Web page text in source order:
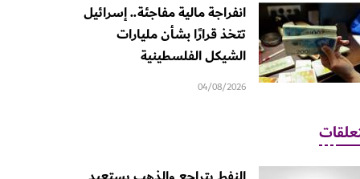
انفراجة مالية مفاجئة.. إسرائيل
تتخذ قرارًا بشأن مليارات
الشيكل الفلسطينية
04/08/2026